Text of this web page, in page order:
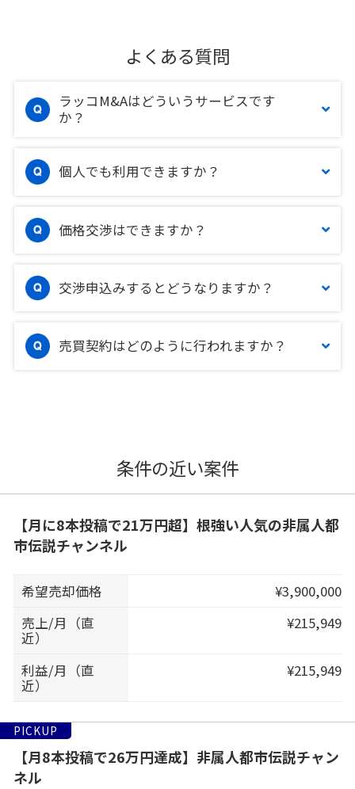
よくある質問
ラッコM&Aはどういうサービスです
か？
個人でも利用できますか？
価格交渉はできますか？
交渉申込みするとどうなりますか？
売買契約はどのように行われますか？
条件の近い案件
【月に8本投稿で21万円超】根強い人気の非属人都
市伝説チャンネル
希望売却価格
¥3,900,000
売上/月（直
近）
¥215,949
利益/月（直
近）
¥215,949
PICKUP
【月8本投稿で26万円達成】非属人都市伝説チャン
ネル